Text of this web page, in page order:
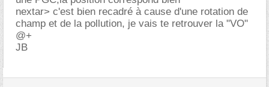
nextar> c'est bien recadré à cause d'une rotation de
champ et de la pollution, je vais te retrouver la "VO"
@+
JB